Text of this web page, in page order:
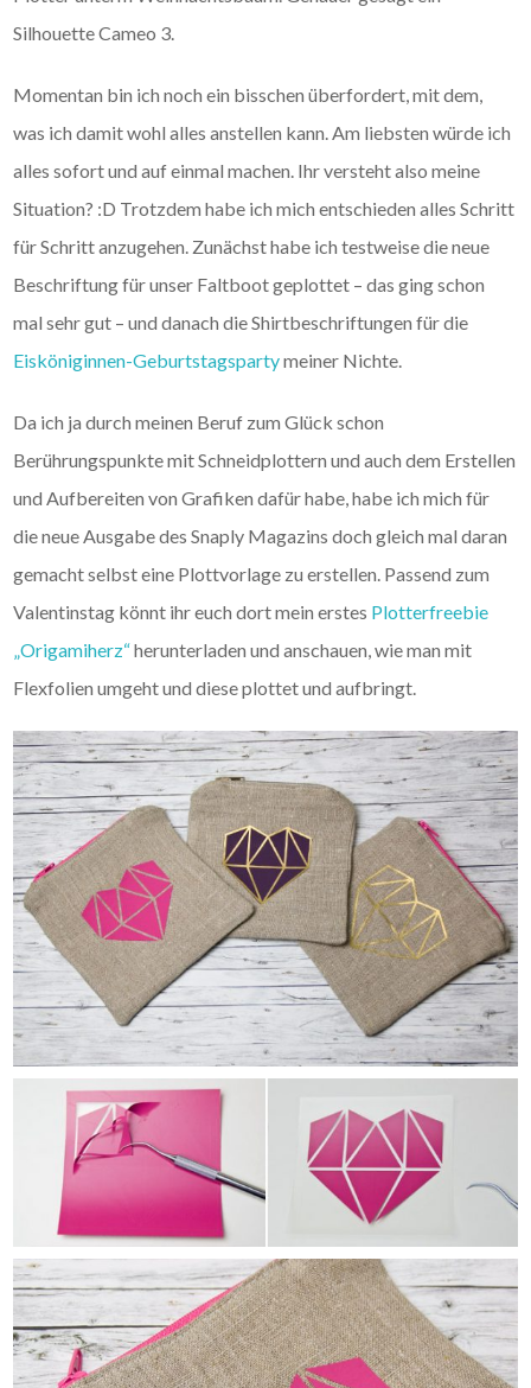
Silhouette Cameo 3.
Momentan bin ich noch ein bisschen überfordert, mit dem,
was ich damit wohl alles anstellen kann. Am liebsten würde ich
alles sofort und auf einmal machen. Ihr versteht also meine
Situation? :D Trotzdem habe ich mich entschieden alles Schritt
für Schritt anzugehen. Zunächst habe ich testweise die neue
Beschriftung für unser Faltboot geplottet – das ging schon
mal sehr gut – und danach die Shirtbeschriftungen für die
Eisköniginnen-Geburtstagspartymeiner Nichte.
Da ich ja durch meinen Beruf zum Glück schon
Berührungspunkte mit Schneidplottern und auch dem Erstellen
und Aufbereiten von Grafiken dafür habe, habe ich mich für
die neue Ausgabe des Snaply Magazins doch gleich mal daran
gemacht selbst eine Plottvorlage zu erstellen. Passend zum
Valentinstag könnt ihr euch dort mein erstes Plotterfreebie
„Origamiherz“herunterladen und anschauen, wie man mit
Flexfolien umgeht und diese plottet und aufbringt.